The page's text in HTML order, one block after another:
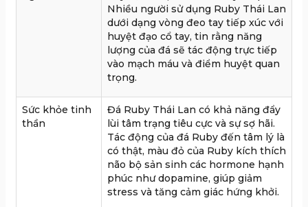
Nhiều người sử dụng Ruby Thái Lan
dưới dạng vòng đeo tay tiếp xúc với
huyệt đạo cổ tay, tin rằng năng
lượng của đá sẽ tác động trực tiếp
vào mạch máu và điểm huyệt quan
trọng.
Sức khỏe tinh
thần
Đá Ruby Thái Lan có khả năng đẩy
lùi tâm trạng tiêu cực và sự sợ hãi.
Tác động của đá Ruby đến tâm lý là
có thật, màu đỏ của Ruby kích thích
não bộ sản sinh các hormone hạnh
phúc như dopamine, giúp giảm
stress và tăng cảm giác hứng khởi.